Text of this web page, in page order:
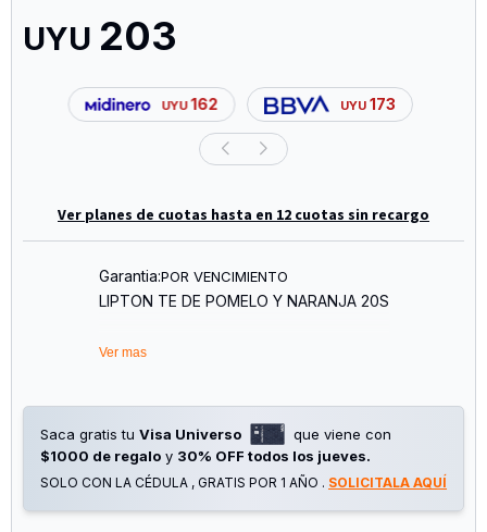
UYU 203
UYU 162 UYU 173
Ver planes de cuotas hasta en 12 cuotas sin recargo
Garantia:POR VENCIMIENTO
LIPTON TE DE POMELO Y NARANJA 20S
Ver mas
Saca gratis tu Visa Universo
que viene con
$1000 de regalo y 30% OFF todos los jueves.
SOLO CON LA CÉDULA , GRATIS POR 1 AÑO . SOLICITALA AQUÍ